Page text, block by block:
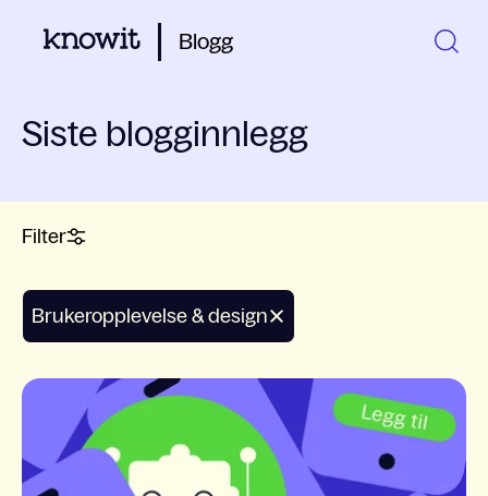
Blogg
Siste blogginnlegg
Filter
Brukeropplevelse & design